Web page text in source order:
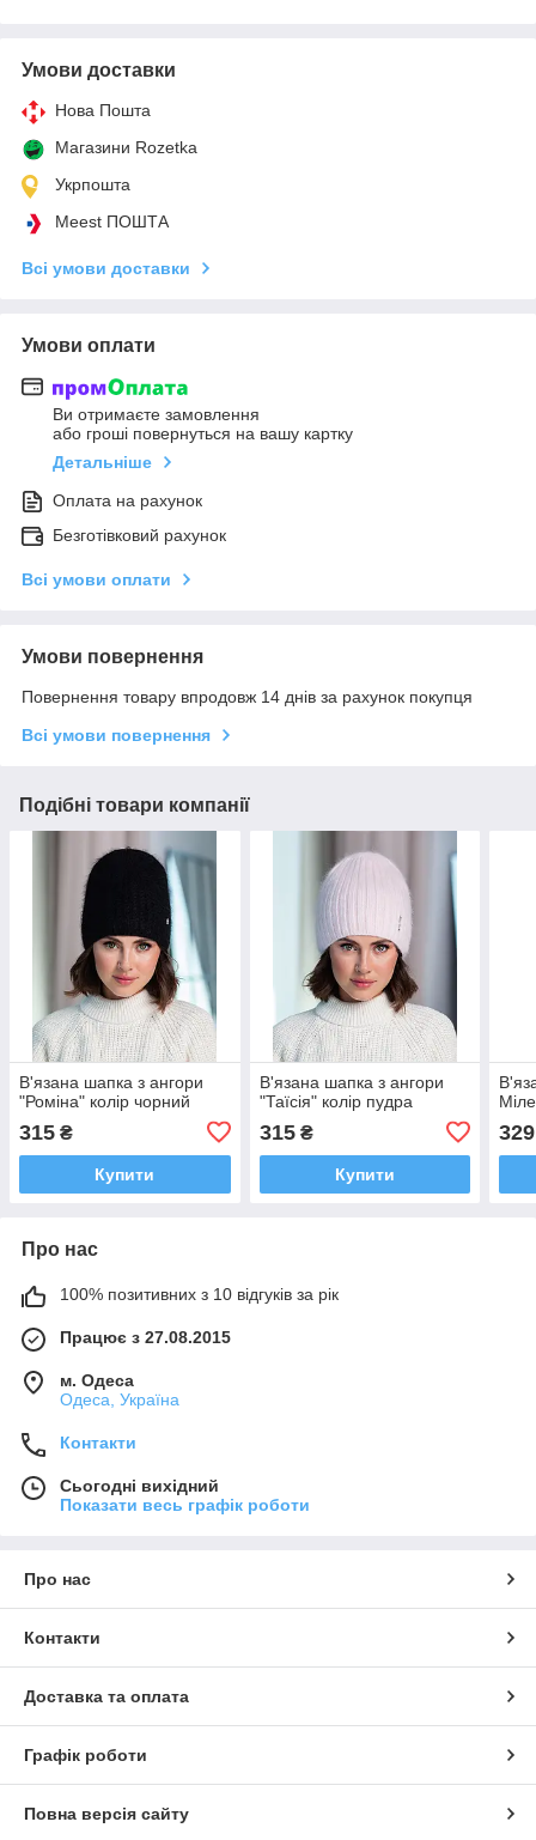
Умови доставки
Нова Пошта
Магазини Rozetka
Укрпошта
Meest ПОШТА
Всі умови доставки
Умови оплати
Ви отримаєте замовлення
або гроші повернуться на вашу картку
Детальніше
Оплата на рахунок
Безготівковий рахунок
Всі умови оплати
Умови повернення
Повернення товару впродовж 14 днів за рахунок покупця
Всі умови повернення
Подібні товари компанії
В'язана шапка з ангори
"Роміна" колір чорний
315 ₴
Купити
В'язана шапка з ангори
"Таїсія" колір пудра
315₴
Купити
329
Про нас
100% позитивних з 10 відгуків за рік
Працює з 27.08.2015
м. Одеса
Одеса, Україна
Контакти
Сьогодні вихідний
Показати весь графік роботи
Про нас
Контакти
Доставка та оплата
Графік роботи
Повна версія сайту